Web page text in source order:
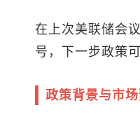
在上次美联储会
号，下一步政策
政策背景与市场